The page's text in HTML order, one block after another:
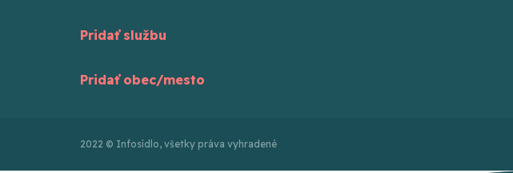
Pridať službu
Pridať obec/mesto
2022 © Infosídlo, všetky práva vyhradené